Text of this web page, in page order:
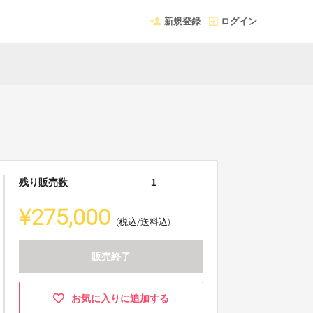
新規登録 ログイン
残り販売数 1
¥275,000 (税込/送料込)
販売終了
お気に入りに追加する